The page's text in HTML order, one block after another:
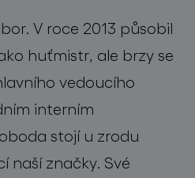
V roce 2013 působil
huťmistr, ale brzy se
vedoucího
interním
stojí u zrodu
naší značky. Své